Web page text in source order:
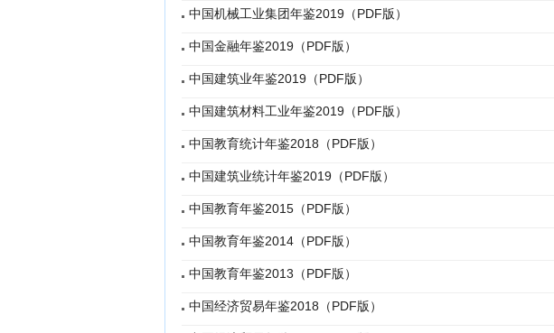
中国机械工业集团年鉴2019（PDF版）
中国金融年鉴2019（PDF版）
中国建筑业年鉴2019（PDF版）
中国建筑材料工业年鉴2019（PDF版）
中国教育统计年鉴2018（PDF版）
中国建筑业统计年鉴2019（PDF版）
中国教育年鉴2015（PDF版）
中国教育年鉴2014（PDF版）
中国教育年鉴2013（PDF版）
中国经济贸易年鉴2018（PDF版）